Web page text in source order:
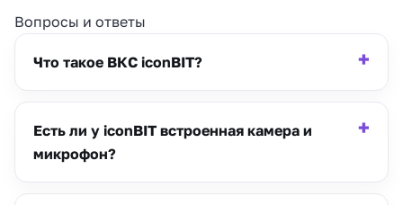
Вопросы и ответы
Что такое ВКС iconBIT?
Есть ли у iconBIT встроенная камера и
микрофон?